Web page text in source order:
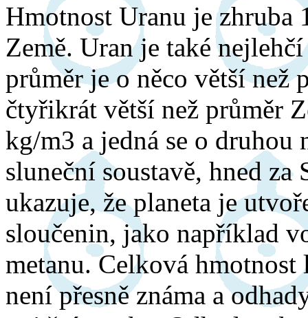
Hmotnost Uranu je zhruba
Země. Uran je také
průměr je o něco větší než
čtyřikrát větší než průměr
kg/m3 a jedná se o druhou
sluneční soustavě, hned
ukazuje, že planeta je
sloučenin, jako například
metanu. Celková
není přesně známa a